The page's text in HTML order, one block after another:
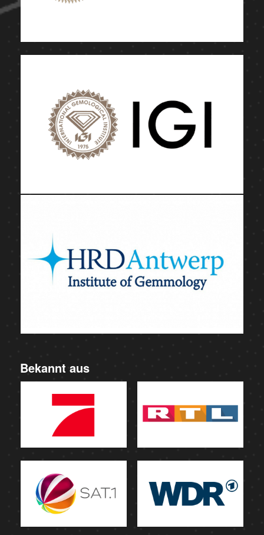
Bekannt aus